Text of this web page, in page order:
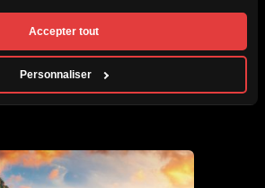
Accepter tout
Personnaliser
Zambie et
: 29 septembre au 20 octobre